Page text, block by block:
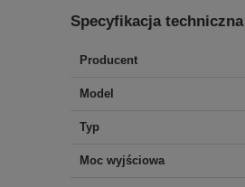
Specyfikacja techniczna
Producent
Model
Typ
Moc wyjściowa